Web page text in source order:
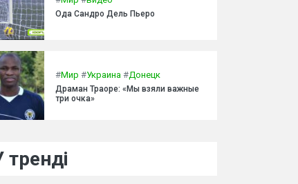
Ода Сандро Дель Пьеро
#Мир #Украина #Донецк
Драман Траоре: «Мы взяли важные
три очка»
тренді